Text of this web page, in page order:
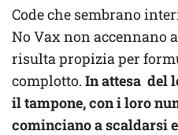
Code che sembrano
No Vax non accennano
risulta propizia per
complotto. In attesa del
il tampone, con i loro
cominciano a scaldarsi